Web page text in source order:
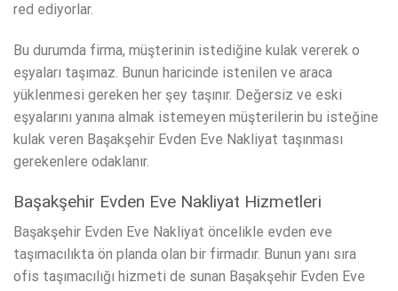
red ediyorlar.
Bu durumda firma, müşterinin istediğine kulak vererek o
eşyaları taşımaz. Bunun haricinde istenilen ve araca
yüklenmesi gereken her şey taşınır. Değersiz ve eski
eşyalarını yanına almak istemeyen müşterilerin bu isteğine
kulak veren Başakşehir Evden Eve Nakliyat taşınması
gerekenlere odaklanır.
Başakşehir Evden Eve Nakliyat Hizmetleri
Başakşehir Evden Eve Nakliyat öncelikle evden eve
taşımacılıkta ön planda olan bir firmadır. Bunun yanı sıra
ofis taşımacılığı hizmeti de sunan Başakşehir Evden Eve